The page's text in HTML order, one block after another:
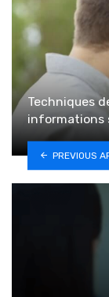
Techniques
informations
PREVIOUS